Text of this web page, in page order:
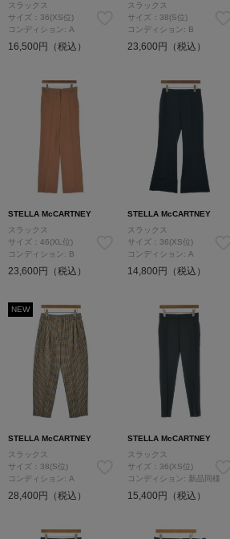
スラックス
サイズ：36(XS位)
コンディション: A
16,500円（税込）
スラックス
サイズ：38(S位)
コンディション: B
23,600円（税込）
STELLA McCARTNEY
スラックス
サイズ：46(XL位)
コンディション: B
23,600円（税込）
STELLA McCARTNEY
スラックス
サイズ：36(XS位)
コンディション: A
14,800円（税込）
NEW
STELLA McCARTNEY
スラックス
サイズ：38(S位)
コンディション: A
28,400円（税込）
STELLA McCARTNEY
スラックス
サイズ：36(XS位)
コンディション: 新品同様
15,400円（税込）